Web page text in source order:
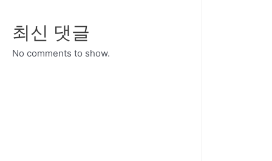
최신 댓글
No comments to show.